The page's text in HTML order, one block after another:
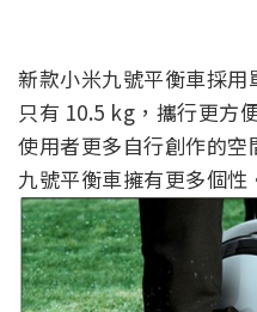
新款小米九號平衡車採用
只有 10.5 kg，攜行更方
使用者更多自行創作的空
九號平衡車擁有更多個性